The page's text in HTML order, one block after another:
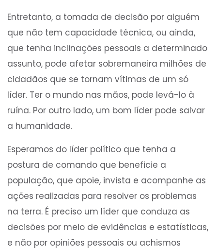
Entretanto, a tomada de decisão por alguém
que não tem capacidade técnica, ou ainda,
que tenha inclinações pessoais a determinado
assunto, pode afetar sobremaneira milhões de
cidadãos que se tornam vítimas de um só
líder. Ter o mundo nas mãos, pode levá-lo à
ruína. Por outro lado, um bom líder pode salvar
a humanidade.
Esperamos do líder político que tenha a
postura de comando que beneficie a
população, que apoie, invista e acompanhe as
ações realizadas para resolver os problemas
na terra. É preciso um líder que conduza as
decisões por meio de evidências e estatísticas,
e não por opiniões pessoais ou achismos